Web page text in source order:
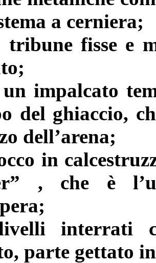
a cerniera;
tribune fisse e
un impalcato
del ghiaccio,
dell’arena;
in
, che è
interrati
parte gettato